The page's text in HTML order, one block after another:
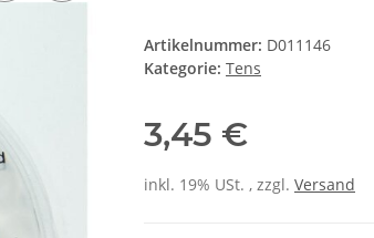
Artikelnummer: D011146
Kategorie: Tens
3,45 €
inkl. 19% USt. , zzgl. Versand